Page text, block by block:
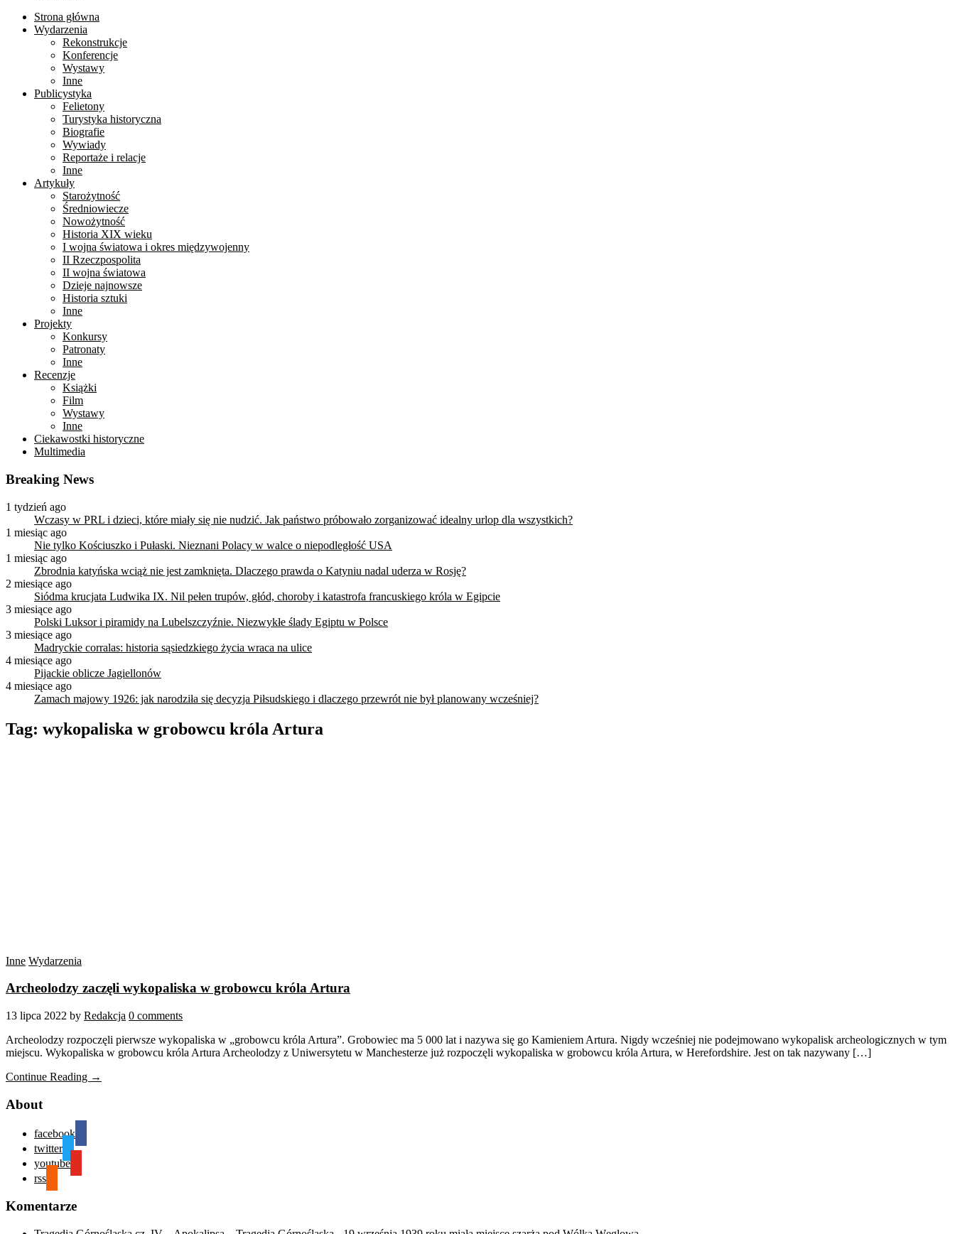
Strona główna
Wydarzenia
Rekonstrukcje
Konferencje
Wystawy
Inne
Publicystyka
Felietony
Turystyka historyczna
Biografie
Wywiady
Reportaże i relacje
Inne
Artykuły
Starożytność
Średniowiecze
Nowożytność
Historia XIX wieku
I wojna światowa i okres międzywojenny
II Rzeczpospolita
II wojna światowa
Dzieje najnowsze
Historia sztuki
Inne
Projekty
Konkursy
Patronaty
Inne
Recenzje
Książki
Film
Wystawy
Inne
Ciekawostki historyczne
Multimedia
Breaking News
1 tydzień ago
Wczasy w PRL i dzieci, które miały się nie nudzić. Jak państwo próbowało zorganizować idealny urlop dla wszystkich?
1 miesiąc ago
Nie tylko Kościuszko i Pułaski. Nieznani Polacy w walce o niepodległość USA
1 miesiąc ago
Zbrodnia katyńska wciąż nie jest zamknięta. Dlaczego prawda o Katyniu nadal uderza w Rosję?
2 miesiące ago
Siódma krucjata Ludwika IX. Nil pełen trupów, głód, choroby i katastrofa francuskiego króla w Egipcie
3 miesiące ago
Polski Luksor i piramidy na Lubelszczyźnie. Niezwykłe ślady Egiptu w Polsce
3 miesiące ago
Madryckie corralas: historia sąsiedzkiego życia wraca na ulice
4 miesiące ago
Pijackie oblicze Jagiellonów
4 miesiące ago
Zamach majowy 1926: jak narodziła się decyzja Piłsudskiego i dlaczego przewrót nie był planowany wcześniej?
Tag: wykopaliska w grobowcu króla Artura
Inne Wydarzenia
Archeolodzy zaczęli wykopaliska w grobowcu króla Artura
13 lipca 2022 by Redakcja 0 comments
Archeolodzy rozpoczęli pierwsze wykopaliska w „grobowcu króla Artura”. Grobowiec ma 5 000 lat i nazywa się go Kamieniem Artura. Nigdy wcześniej nie podejmowano wykopalisk archeologicznych w tym
miejscu. Wykopaliska w grobowcu króla Artura Archeolodzy z Uniwersytetu w Manchesterze już rozpoczęli wykopaliska w grobowcu króla Artura, w Herefordshire. Jest on tak nazywany […]
Continue Reading →
About
facebook
twitter
youtube
rss
Komentarze